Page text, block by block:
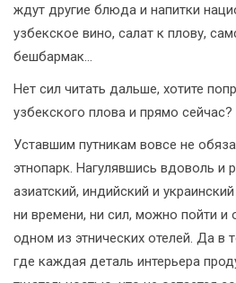
ждут другие блюда и напитки
узбекское вино, салат к плову,
бешбармак…
Нет сил читать дальше, хотите
узбекского плова и прямо сейчас?
Уставшим путникам вовсе не
этнопарк. Нагулявшись вдоволь и
азиатский, индийский и
ни времени, ни сил, можно пойти и
одном из этнических отелей. Да в
где каждая деталь интерьера